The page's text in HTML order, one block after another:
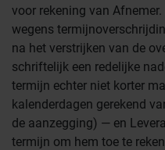
voor rekening van
wegens
na het verstrijken van de
schriftelijk een redelijke
termijn echter niet korter
kalenderdagen gerekend
de aanzegging) — en
termijn om hem toe te